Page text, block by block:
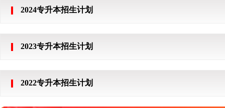
2024专升本招生计划
2023专升本招生计划
2022专升本招生计划